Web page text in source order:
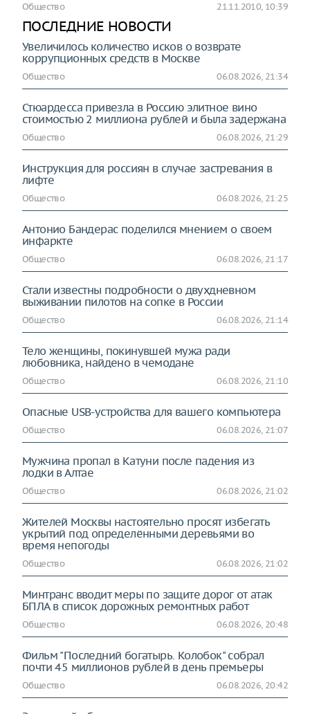
Общество 21.11.2010, 10:39
ПОСЛЕДНИЕ НОВОСТИ
Увеличилось количество исков о возврате
коррупционных средств в Москве
Общество 06.08.2026, 21:34
Стюардесса привезла в Россию элитное вино
стоимостью 2 миллиона рублей и была задержана
Общество 06.08.2026, 21:29
Инструкция для россиян в случае застревания в
лифте
Общество 06.08.2026, 21:25
Антонио Бандерас поделился мнением о своем
инфаркте
Общество 06.08.2026, 21:17
Стали известны подробности о двухдневном
выживании пилотов на сопке в России
Общество 06.08.2026, 21:14
Тело женщины, покинувшей мужа ради
любовника, найдено в чемодане
Общество 06.08.2026, 21:10
Опасные USB-устройства для вашего компьютера
Общество 06.08.2026, 21:07
Мужчина пропал в Катуни после падения из
лодки в Алтае
Общество 06.08.2026, 21:02
Жителей Москвы настоятельно просят избегать
укрытий под определёнными деревьями во
время непогоды
Общество 06.08.2026, 21:02
Минтранс вводит меры по защите дорог от атак
БПЛА в список дорожных ремонтных работ
Общество 06.08.2026, 20:48
Фильм "Последний богатырь. Колобок" собрал
почти 45 миллионов рублей в день премьеры
Общество 06.08.2026, 20:42